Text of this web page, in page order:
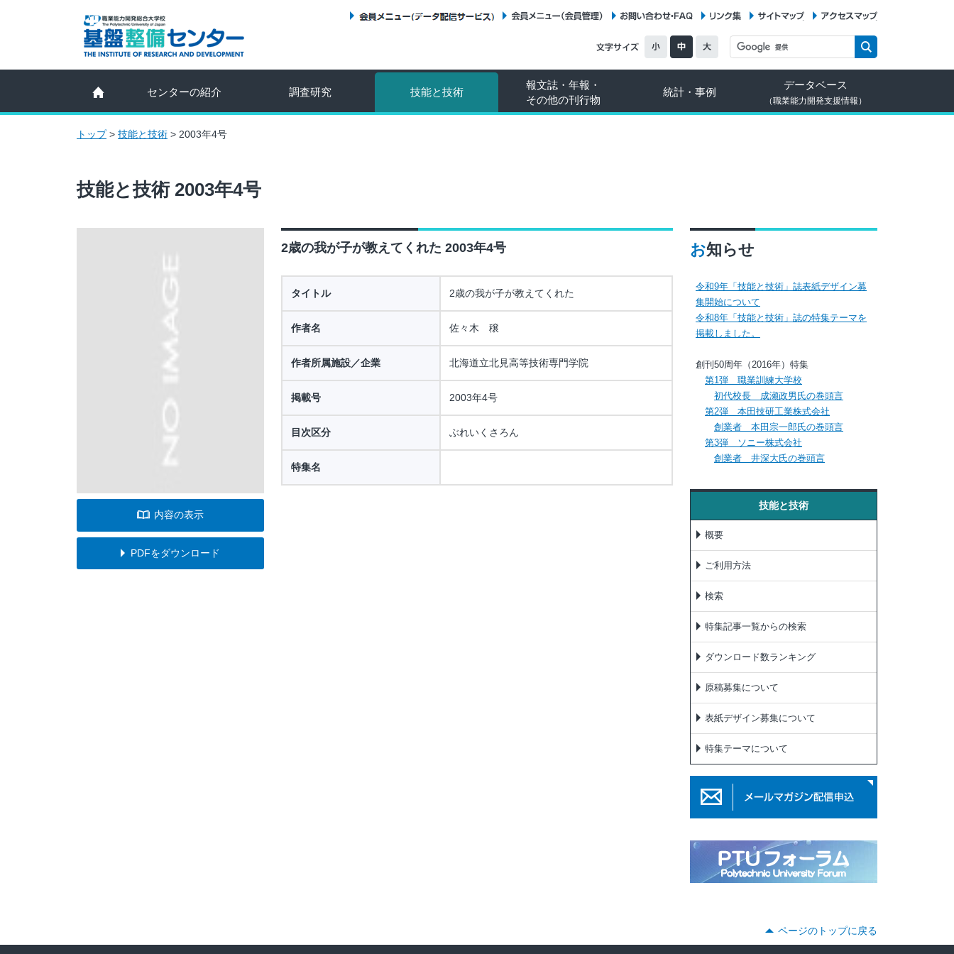
センターの紹介 調査研究 技能と技術
報文誌・年報・
その他の刊行物
統計・事例
データベース
（職業能力開発支援情報）
トップ> 技能と技術 > 2003年4号
技能と技術 2003年4号
内容の表示
PDFをダウンロード
2歳の我が子が教えてくれた 2003年4号
タイトル 2歳の我が子が教えてくれた
作者名 佐々木 穣
作者所属施設／企業 北海道立北見高等技術専門学院
掲載号 2003年4号
目次区分 ぶれいくさろん
特集名
お知らせ
令和9年「技能と技術」誌表紙デザイン募
集開始について
令和8年「技能と技術」誌の特集テーマを
掲載しました。
創刊50周年（2016年）特集
第1弾 職業訓練大学校
初代校長 成瀬政男氏の巻頭言
第2弾 本田技研工業株式会社
創業者 本田宗一郎氏の巻頭言
第3弾 ソニー株式会社
創業者 井深大氏の巻頭言
技能と技術
概要
ご利用方法
検索
特集記事一覧からの検索
ダウンロード数ランキング
原稿募集について
表紙デザイン募集について
特集テーマについて
ページのトップに戻る